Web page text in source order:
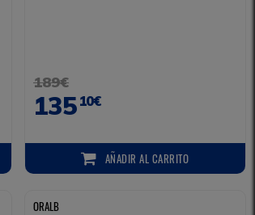
189€
13510€
AÑADIRAL CARRITO
ORALB